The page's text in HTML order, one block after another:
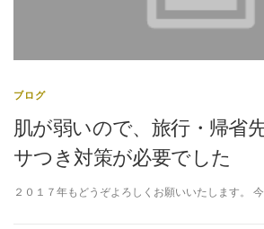
ブログ
肌が弱いので、旅行・帰省
サつき対策が必要でした
２０１７年もどうぞよろしくお願いいたします。